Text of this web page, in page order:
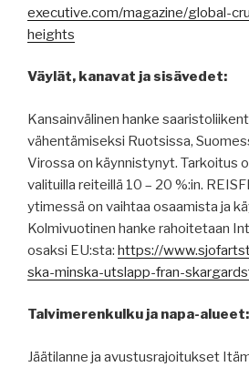
executive.com/magazine/global-
heights
Väylät, kanavat ja sisävedet:
Kansainvälinen hanke
vähentämiseksi Ruotsissa,
Virossa on käynnistynyt. Tarkoitus
valituilla reiteillä 10 – 20 %:in.
ytimessä on vaihtaa osaamista ja
Kolmivuotinen hanke rahoitetaan
osaksi EU:sta: https://
ska-minska-utslapp-fran-
Talvimerenkulku ja napa-alueet:
Jäätilanne ja avustusrajoitukset